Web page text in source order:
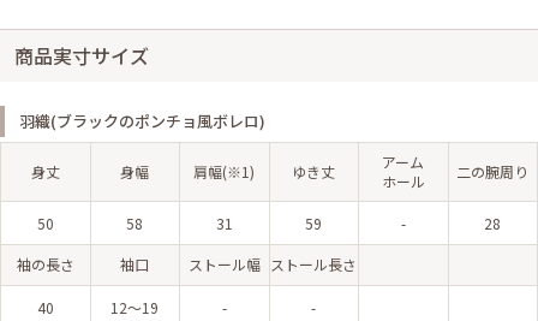
商品実寸サイズ
羽織(ブラックのポンチョ風ボレロ)
身丈 身幅 肩幅(※1) ゆき丈
アーム
ホール
二の腕周り
50 58 31 59 - 28
袖の長さ 袖口 ストール幅 ストール長さ
40 12～19 - -